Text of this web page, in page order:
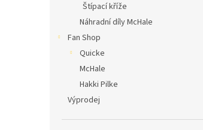
Štípací kříže
Náhradní díly McHale
Fan Shop
Quicke
McHale
Hakki Pilke
Výprodej